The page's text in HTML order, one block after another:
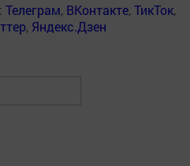
Телеграм, ВКонтакте,ТикТок,
, Яндекс.Дзен